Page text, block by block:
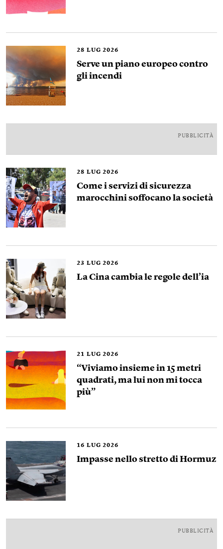
28 LUG 2026
Serve un piano europeo contro
gli incendi
PUBBLICITÀ
28 LUG 2026
Come i servizi di sicurezza
marocchini soffocano la società
23 LUG 2026
La Cina cambia le regole dell’ia
21 LUG 2026
“Viviamo insieme in 15 metri
quadrati, ma lui non mi tocca
più”
16 LUG 2026
Impasse nello stretto di Hormuz
PUBBLICITÀ